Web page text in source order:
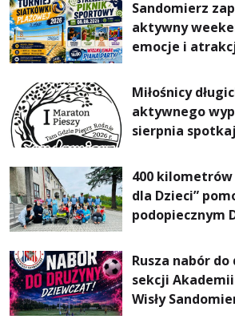
Sandomierz
aktywny
emocje i
Miłośnicy
aktywnego
sierpnia
Pieszym „Tam
Rośnie”
400 kilometrów
dla Dzieci”
podopiecznym
Rusza nabór
sekcji Akademii
Wisły